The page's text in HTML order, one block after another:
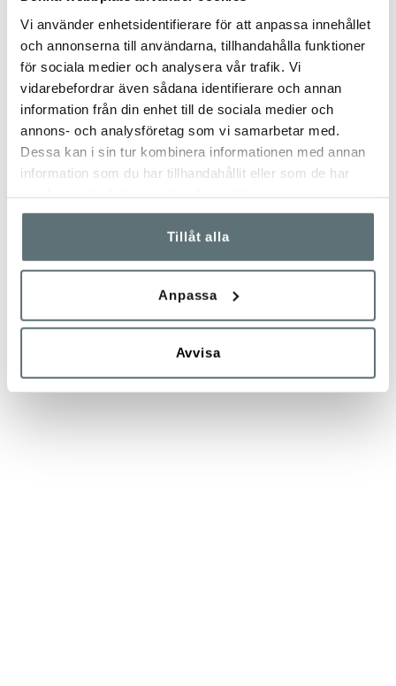
Vi använder enhetsidentifierare för att anpassa innehållet
och annonserna till användarna, tillhandahålla funktioner
för sociala medier och analysera vår trafik. Vi
vidarebefordrar även sådana identifierare och annan
information från din enhet till de sociala medier och
annons- och analysföretag som vi samarbetar med.
Dessa kan i sin tur kombinera informationen med annan
information som du har tillhandahållit eller som de har
Tillåt alla
Anpassa
Avvisa
MEINDL
TAUERN LADY 2 BRED LÄST
3 999 kr
KNIV CONTOUR
795 kr